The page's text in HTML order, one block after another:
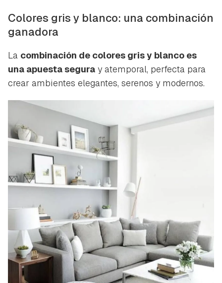
Colores gris y blanco: una combinación
ganadora
La combinación de colores gris y blanco es
una apuesta segura y atemporal, perfecta para
crear ambientes elegantes, serenos y modernos.